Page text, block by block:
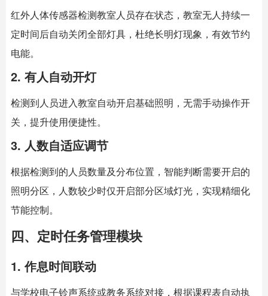
红外人体传感器检测教室人员存在状态，教室无人持续一
定时间后自动关闭全部灯具，杜绝长明灯现象，有效节约
电能。
2. 有人自动开灯
检测到人员进入教室自动开启基础照明，无需手动操作开
关，提升使用便捷性。
3. 人数自适应调节
根据检测到的人员数量及分布位置，智能判断需要开启的
照明分区，人数较少时仅开启部分区域灯光，实现精细化
节能控制。
四、定时任务管理模块
1. 作息时间联动
与学校电子铃声系统或教务系统对接，根据课程表自动执